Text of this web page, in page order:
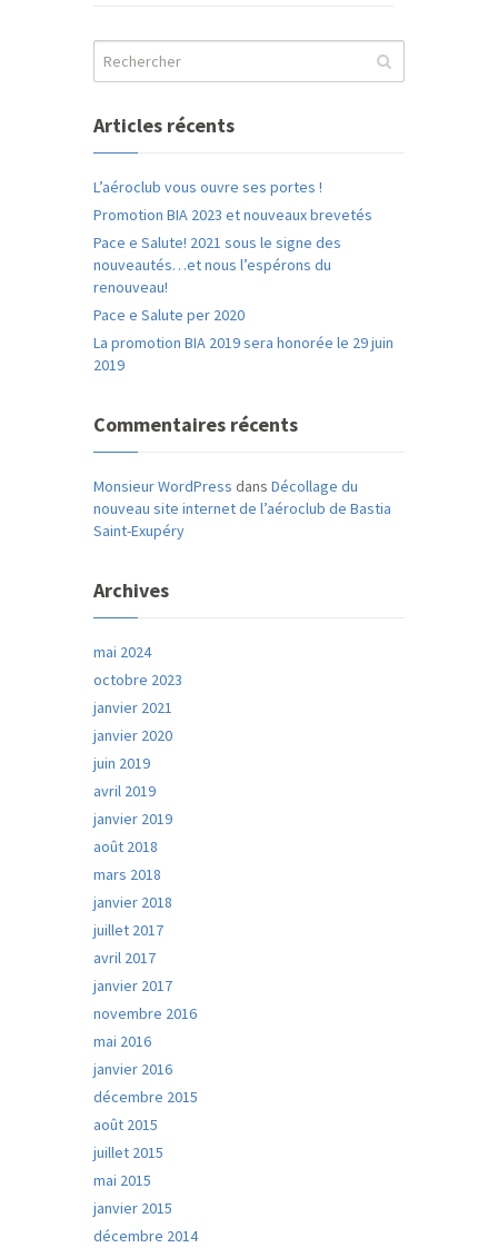
Articles récents
L’aéroclub vous ouvre ses portes !
Promotion BIA 2023 et nouveaux brevetés
Pace e Salute! 2021 sous le signe des
nouveautés…et nous l’espérons du
renouveau!
Pace e Salute per 2020
La promotion BIA 2019 sera honorée le 29 juin
2019
Commentaires récents
Monsieur WordPress dans Décollage du
nouveau site internet de l’aéroclub de Bastia
Saint-Exupéry
Archives
mai 2024
octobre 2023
janvier 2021
janvier 2020
juin 2019
avril 2019
janvier 2019
août 2018
mars 2018
janvier 2018
juillet 2017
avril 2017
janvier 2017
novembre 2016
mai 2016
janvier 2016
décembre 2015
août 2015
juillet 2015
mai 2015
janvier 2015
décembre 2014